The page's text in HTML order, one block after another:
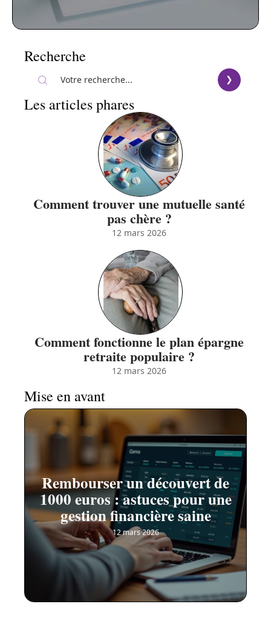
Recherche
Les articles phares
Comment trouver une mutuelle santé
pas chère ?
12 mars 2026
Comment fonctionne le plan épargne
retraite populaire ?
12 mars 2026
Mise en avant
Rembourser un découvert de
1000 euros : astuces pour une
gestion financière saine
12 mars 2026